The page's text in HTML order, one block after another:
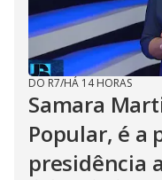
DO R7/HÁ 14 HORAS
Samara
Popular, é a
presidência